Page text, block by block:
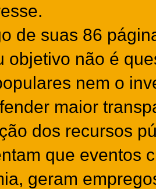
de suas 86
objetivo não é
nem o
maior
dos recursos
que eventos
geram